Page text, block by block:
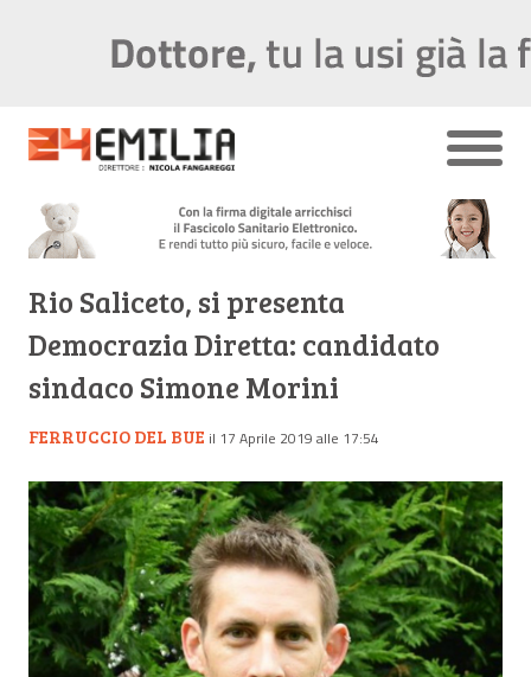
Rio Saliceto, si presenta
Democrazia Diretta: candidato
sindaco Simone Morini
FERRUCCIO DEL BUE il 17 Aprile 2019 alle 17:54